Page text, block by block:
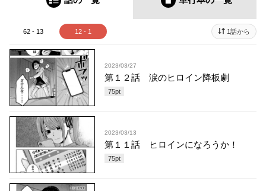
62 - 13 12 - 1 1話から
2023/03/27
第１２話 涙のヒロイン降板劇
75pt
2023/03/13
第１１話 ヒロインになろうか！
75pt